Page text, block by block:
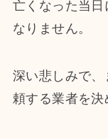
亡くなった当日
なりません。
深い悲しみで
頼する業者を決